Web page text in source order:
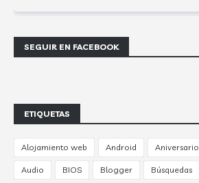
SEGUIR EN FACEBOOK
ETIQUETAS
Alojamiento web Android Aniversario
Audio BIOS Blogger Búsquedas